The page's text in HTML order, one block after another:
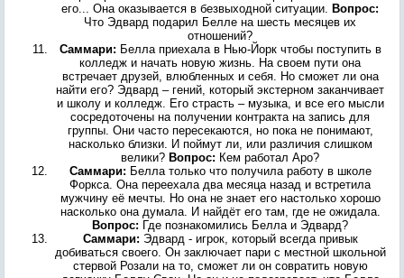
его... Она оказывается в безвыходной ситуации. Вопрос:
Что Эдвард подарил Белле на шесть месяцев их
отношений?
Саммари: Белла приехала в Нью-Йорк чтобы поступить в
колледж и начать новую жизнь. На своем пути она
встречает друзей, влюбленных и себя. Но сможет ли она
найти его? Эдвард – гений, который экстерном заканчивает
и школу и колледж. Его страсть – музыка, и все его мысли
сосредоточены на получении контракта на запись для
группы. Они часто пересекаются, но пока не понимают,
насколько близки. И поймут ли, или различия слишком
велики? Вопрос: Кем работал Аро?
Саммари: Белла только что получила работу в школе
Форкса. Она переехала два месяца назад и встретила
мужчину её мечты. Но она не знает его настолько хорошо
насколько она думала. И найдёт его там, где не ожидала.
Вопрос: Где познакомились Белла и Эдвард?
Саммари: Эдвард - игрок, который всегда привык
добиваться своего. Он заключает пари с местной школьной
стервой Розали на то, сможет ли он совратить новую